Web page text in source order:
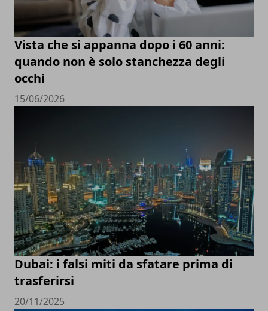
Vista che si appanna dopo i 60 anni:
quando non è solo stanchezza degli
occhi
15/06/2026
Dubai: i falsi miti da sfatare prima di
trasferirsi
20/11/2025